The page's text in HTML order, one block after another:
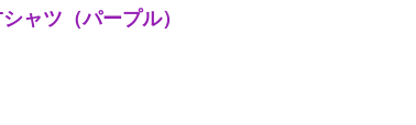
ャツ（パープル）